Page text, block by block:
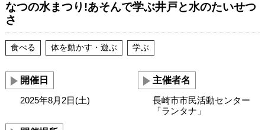
なつの水まつり!あそんで学ぶ井戸と水のたいせつ
さ
食べる 体を動かす・遊ぶ 学ぶ
開催日
2025年8月2日(土)
主催者名
長崎市市民活動センター
「ランタナ」